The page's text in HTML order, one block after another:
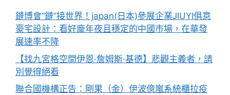
鏈博會“鏈”接世界！japan(日本)參展企業JIUYI俱意
豪宅設計：看好龐年夜且穩定的中國市場，在華發
展速率不降
【找九宮格空間伊恩·詹姆斯·基德】悲觀主義者，請
別覺得絕看
聯合國機構正告：剛果（金）伊波億嵐系統櫃拉疫